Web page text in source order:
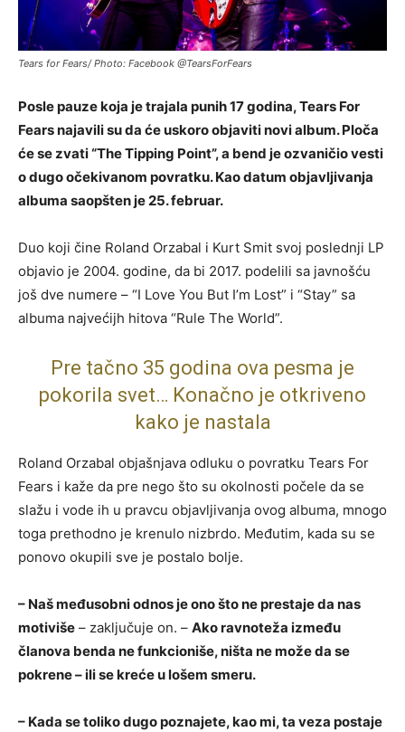
Tears for Fears/ Photo: Facebook @TearsForFears
Posle pauze koja je trajala punih 17 godina, Tears For
Fears najavili su da će uskoro objaviti novi album. Ploča
će se zvati “The Tipping Point”, a bend je ozvaničio vesti
o dugo očekivanom povratku. Kao datum objavljivanja
albuma saopšten je 25. februar.
Duo koji čine Roland Orzabal i Kurt Smit svoj poslednji LP
objavio je 2004. godine, da bi 2017. podelili sa javnošću
još dve numere – “I Love You But I’m Lost” i “Stay” sa
albuma najvećijh hitova “Rule The World”.
Pre tačno 35 godina ova pesma je
pokorila svet… Konačno je otkriveno
kako je nastala
Roland Orzabal objašnjava odluku o povratku Tears For
Fears i kaže da pre nego što su okolnosti počele da se
slažu i vode ih u pravcu objavljivanja ovog albuma, mnogo
toga prethodno je krenulo nizbrdo. Međutim, kada su se
ponovo okupili sve je postalo bolje.
– Naš međusobni odnos je ono što ne prestaje da nas
motiviše – zaključuje on. – Ako ravnoteža između
članova benda ne funkcioniše, ništa ne može da se
pokrene – ili se kreće u lošem smeru.
– Kada se toliko dugo poznajete, kao mi, ta veza postaje